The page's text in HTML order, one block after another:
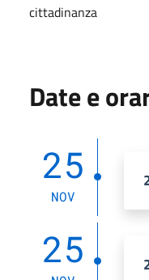
cittadinanza
Date e
25
NOV
25